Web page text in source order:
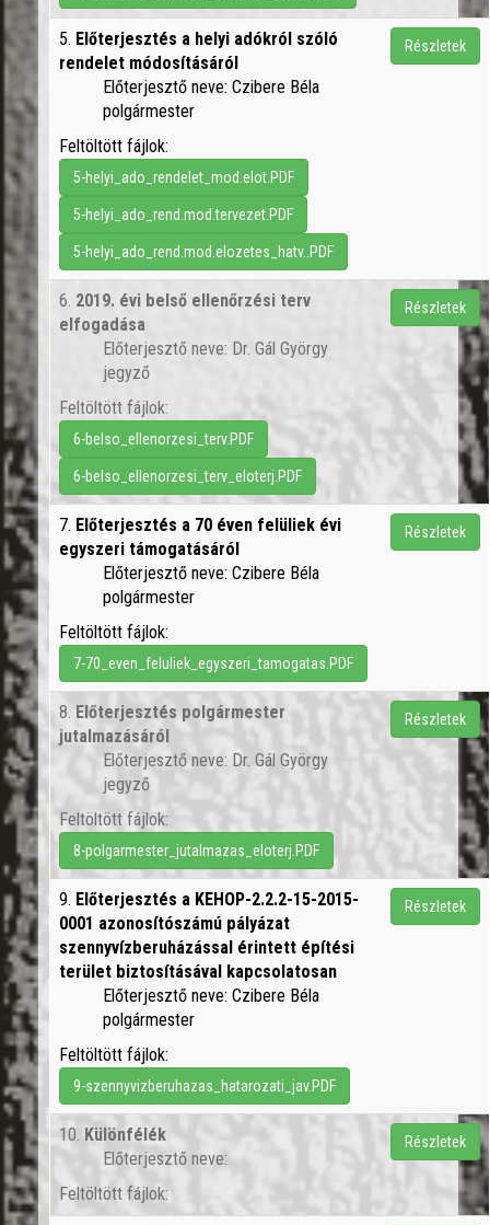
5. Előterjesztés a helyi adókról szóló
rendelet módosításáról
Előterjesztő neve: Czibere Béla
polgármester
Feltöltött fájlok:
5-helyi_ado_rendelet_mod.elot.PDF
5-helyi_ado_rend.mod.tervezet.PDF
5-helyi_ado_rend.mod.elozetes_hatv..PDF
Részletek
6. 2019. évi belső ellenőrzési terv
elfogadása
Előterjesztő neve: Dr. Gál György
jegyző
Feltöltött fájlok:
6-belso_ellenorzesi_terv.PDF
6-belso_ellenorzesi_terv_eloterj.PDF
Részletek
7. Előterjesztés a 70 éven felüliek évi
egyszeri támogatásáról
Előterjesztő neve: Czibere Béla
polgármester
Feltöltött fájlok:
7-70_even_feluliek_egyszeri_tamogatas.PDF
Részletek
8. Előterjesztés polgármester
jutalmazásáról
Előterjesztő neve: Dr. Gál György
jegyző
Feltöltött fájlok:
8-polgarmester_jutalmazas_eloterj.PDF
Részletek
9. Előterjesztés a KEHOP-2.2.2-15-2015-
0001 azonosítószámú pályázat
szennyvízberuházással érintett építési
terület biztosításával kapcsolatosan
Előterjesztő neve: Czibere Béla
polgármester
Feltöltött fájlok:
9-szennyvizberuhazas_hatarozati_jav.PDF
Részletek
10. Különfélék
Előterjesztő neve:
Feltöltött fájlok:
Részletek